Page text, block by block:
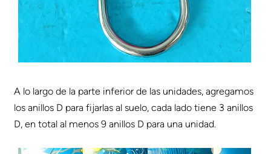
A lo largo de la parte inferior de las unidades, agregamos
los anillos D para fijarlas al suelo, cada lado tiene 3 anillos
D, en total al menos 9 anillos D para una unidad.